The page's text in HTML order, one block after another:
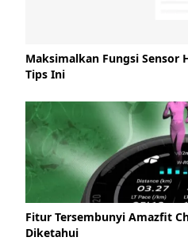
Maksimalkan Fungsi Sensor
Tips Ini
Fitur Tersembunyi Amazfit
Diketahui